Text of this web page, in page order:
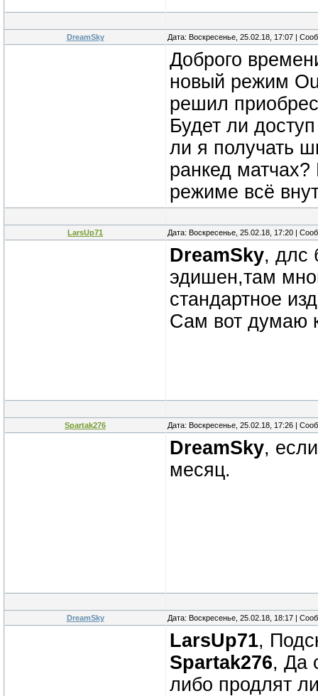
DreamSky Дата: Воскресенье, 25.02.18, 17:07 |
Доброго
новый режим
решил
Будет ли
ли я получать
ранкед
режиме всё
LarsUp71 Дата: Воскресенье, 25.02.18, 17:20 |
DreamSky, длс
эдишен,там
стандартное
Сам вот думаю
Spartak276 Дата: Воскресенье, 25.02.18, 17:26 |
DreamSky,
месяц.
DreamSky Дата: Воскресенье, 25.02.18, 18:17 |
LarsUp71,
Spartak276, Да
либо продлят